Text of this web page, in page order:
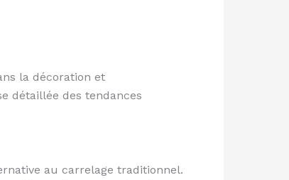
la décoration et
détaillée des tendances
au carrelage traditionnel.